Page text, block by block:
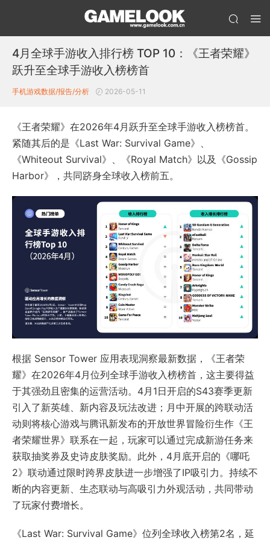
4月全球手游收入排行榜 TOP 10：《王者荣耀》
跃升至全球手游收入榜榜首
手机游戏数据/报告/分析 2026-05-11
《王者荣耀》在2026年4月跃升至全球手游收入榜榜首。
紧随其后的是《Last War: Survival Game》、
《Whiteout Survival》、《Royal Match》以及《Gossip
Harbor》，共同跻身全球收入榜前五。
根据 Sensor Tower 应用表现洞察最新数据，《王者荣
耀》在2026年4月位列全球手游收入榜榜首，这主要得益
于其强劲且密集的运营活动。4月1日开启的S43赛季更新
引入了新英雄、新内容及玩法改进；月中开展的跨联动活
动则将核心游戏与腾讯新发布的开放世界冒险衍生作《王
者荣耀世界》联系在一起，玩家可以通过完成新游任务来
获取抽奖券及史诗皮肤奖励。此外，4月底开启的《哪吒
2》联动通过限时跨界皮肤进一步增强了IP吸引力。持续不
断的内容更新、生态联动与高吸引力外观活动，共同带动
了玩家付费增长。
《Last War: Survival Game》位列全球收入榜第2名，延